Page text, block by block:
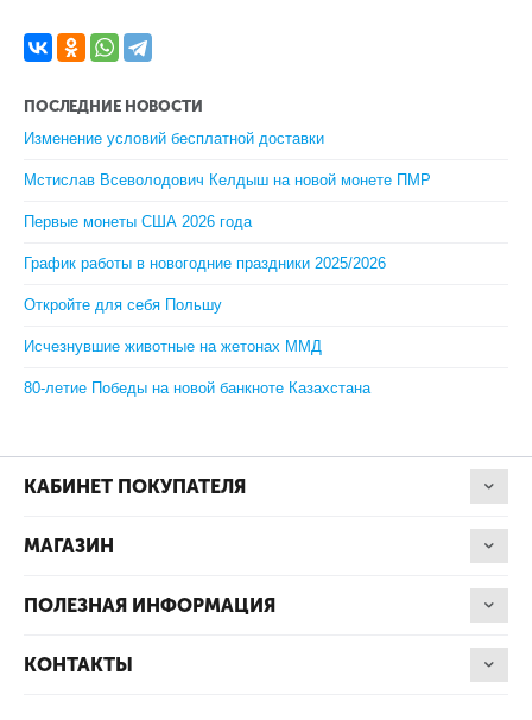
ПОСЛЕДНИЕ НОВОСТИ
Изменение условий бесплатной доставки
Мстислав Всеволодович Келдыш на новой монете ПМР
Первые монеты США 2026 года
График работы в новогодние праздники 2025/2026
Откройте для себя Польшу
Исчезнувшие животные на жетонах ММД
80-летие Победы на новой банкноте Казахстана
КАБИНЕТ ПОКУПАТЕЛЯ
МАГАЗИН
ПОЛЕЗНАЯ ИНФОРМАЦИЯ
КОНТАКТЫ